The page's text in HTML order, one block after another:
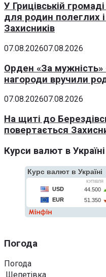
У Грицівській
для родин полеглих
Захисників
07.08.202607.08.2026
Орден «За
нагороди вручили
07.08.202607.08.2026
На щиті до
повертається
Курси валют в Україні
Погода
Погода
Шепетівка